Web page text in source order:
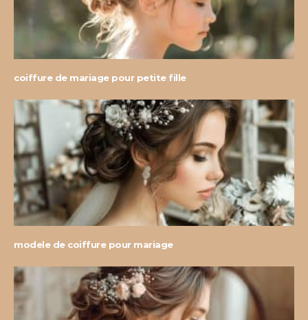
coiffure de mariage pour petite fille
modele de coiffure pour mariage